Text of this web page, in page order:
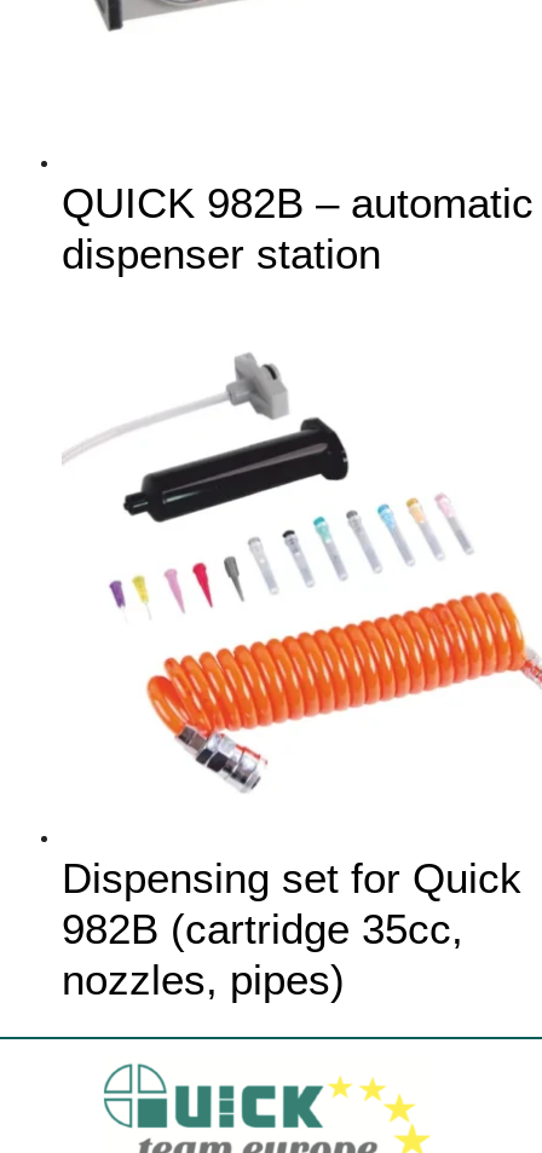
QUICK 982B – automatic
dispenser station
Dispensing set for Quick
982B (cartridge 35cc,
nozzles, pipes)